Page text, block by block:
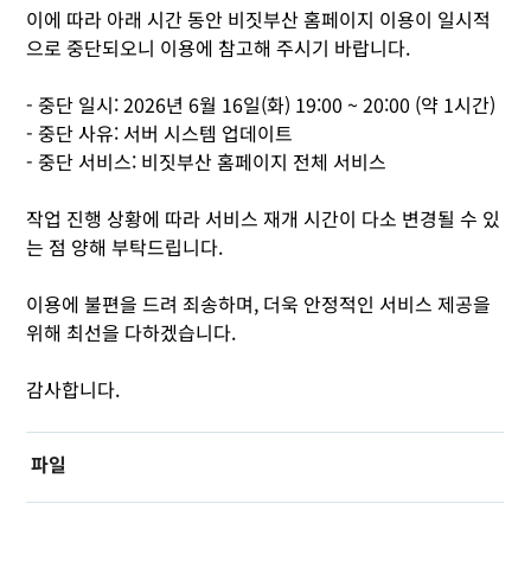
이에 따라 아래 시간 동안 비짓부산 홈페이지 이용이 일시적
으로 중단되오니 이용에 참고해 주시기 바랍니다.
- 중단 일시: 2026년 6월 16일(화) 19:00 ~ 20:00 (약 1시간)
- 중단 사유: 서버 시스템 업데이트
- 중단 서비스: 비짓부산 홈페이지 전체 서비스
작업 진행 상황에 따라 서비스 재개 시간이 다소 변경될 수 있
는 점 양해 부탁드립니다.
이용에 불편을 드려 죄송하며, 더욱 안정적인 서비스 제공을
위해 최선을 다하겠습니다.
감사합니다.
파일